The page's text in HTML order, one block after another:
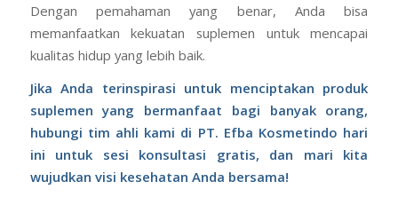
Dengan pemahaman yang benar, Anda bisa
memanfaatkan kekuatan suplemen untuk mencapai
kualitas hidup yang lebih baik.
Jika Anda terinspirasi untuk menciptakan produk
suplemen yang bermanfaat bagi banyak orang,
hubungi tim ahli kami di PT. Efba Kosmetindo hari
ini untuk sesi konsultasi gratis, dan mari kita
wujudkan visi kesehatan Anda bersama!